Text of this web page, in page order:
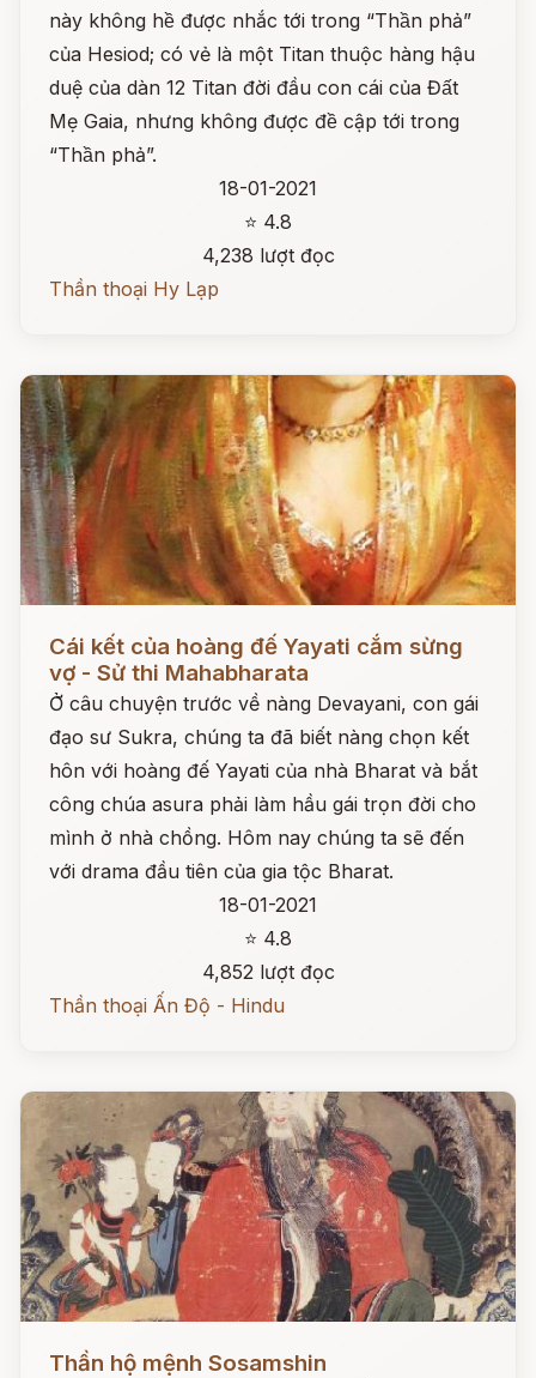
này không hề được nhắc tới trong “Thần phả”
của Hesiod; có vẻ là một Titan thuộc hàng hậu
duệ của dàn 12 Titan đời đầu con cái của Đất
Mẹ Gaia, nhưng không được đề cập tới trong
“Thần phả”.
18-01-2021
⭐ 4.8
4,238 lượt đọc
Thần thoại Hy Lạp
Cái kết của hoàng đế Yayati cắm sừng
vợ - Sử thi Mahabharata
Ở câu chuyện trước về nàng Devayani, con gái
đạo sư Sukra, chúng ta đã biết nàng chọn kết
hôn với hoàng đế Yayati của nhà Bharat và bắt
công chúa asura phải làm hầu gái trọn đời cho
mình ở nhà chồng. Hôm nay chúng ta sẽ đến
với drama đầu tiên của gia tộc Bharat.
18-01-2021
⭐ 4.8
4,852 lượt đọc
Thần thoại Ấn Độ - Hindu
Đọc ngay
Thần hộ mệnh Sosamshin